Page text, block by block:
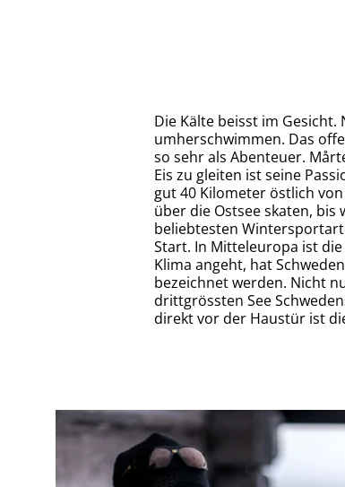
Die Kälte beisst im
umherschwimmen. Das
so sehr als Abenteuer.
Eis zu gleiten ist seine
gut 40 Kilometer östlich
über die Ostsee skaten,
beliebtesten
Start. In Mitteleuropa ist
Klima angeht, hat
bezeichnet werden. Nicht
drittgrössten See
direkt vor der Haustür ist
Dünnes Eis ist seine Passion. Mårten
seit mehr als 40 Jahren nach der besten